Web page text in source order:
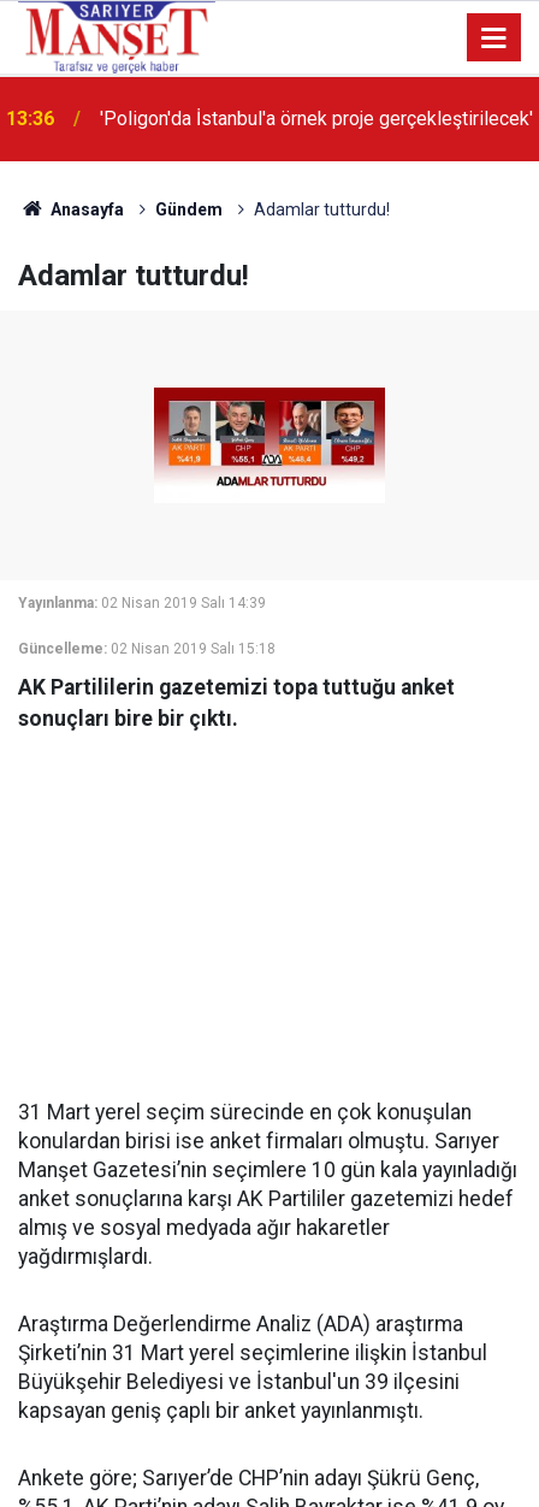
13:36 'Poligon'da İstanbul'a örnek proje gerçekleştirilecek'
Anasayfa Gündem Adamlar tutturdu!
Adamlar tutturdu!
Yayınlanma: 02 Nisan 2019 Salı 14:39
Güncelleme: 02 Nisan 2019 Salı 15:18
AK Partililerin gazetemizi topa tuttuğu anket
sonuçları bire bir çıktı.
31 Mart yerel seçim sürecinde en çok konuşulan
konulardan birisi ise anket firmaları olmuştu. Sarıyer
Manşet Gazetesi’nin seçimlere 10 gün kala yayınladığı
anket sonuçlarına karşı AK Partililer gazetemizi hedef
almış ve sosyal medyada ağır hakaretler
yağdırmışlardı.
Araştırma Değerlendirme Analiz (ADA) araştırma
Şirketi’nin 31 Mart yerel seçimlerine ilişkin İstanbul
Büyükşehir Belediyesi ve İstanbul'un 39 ilçesini
kapsayan geniş çaplı bir anket yayınlanmıştı.
Ankete göre; Sarıyer’de CHP’nin adayı Şükrü Genç,